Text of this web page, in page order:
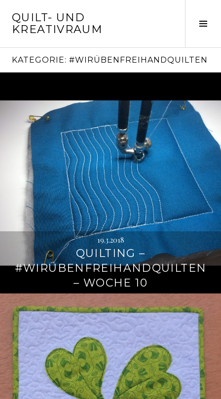
zum
Inhalt
QUILT- UND
KREATIVRAUM
KATEGORIE: #WIRÜBENFREIHANDQUILTEN
19.3.2018
QUILTING –
#WIRÜBENFREIHANDQUILTEN
– WOCHE 10